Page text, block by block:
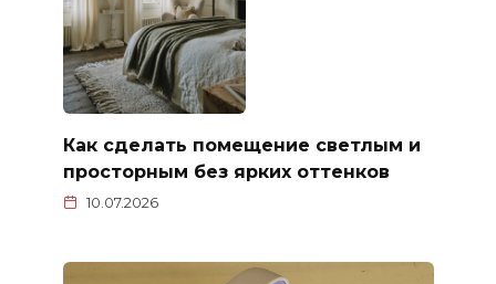
Как сделать помещение светлым и
просторным без ярких оттенков
10.07.2026